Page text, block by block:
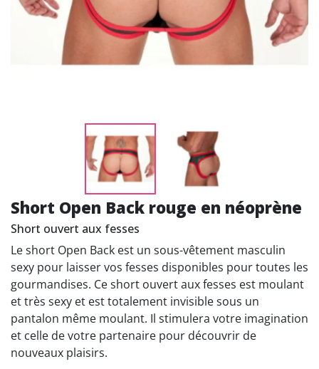
Short Open Back rouge en néoprène
Short ouvert aux fesses
Le short Open Back est un sous-vêtement masculin
sexy pour laisser vos fesses disponibles pour toutes les
gourmandises. Ce short ouvert aux fesses est moulant
et très sexy et est totalement invisible sous un
pantalon même moulant. Il stimulera votre imagination
et celle de votre partenaire pour découvrir de
nouveaux plaisirs.